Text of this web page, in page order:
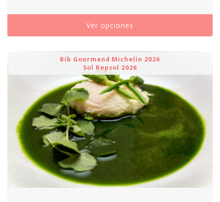
Ver opciones
Bib Gourmand Michelin 2026
Sol Repsol 2026